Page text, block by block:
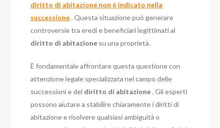
diritto di abitazione non è indicato nella
successione. Questa situazione può generare
controversie tra eredi e beneficiari legittimati al
diritto di abitazione su una proprietà.
È fondamentale affrontare questa questione con
attenzione legale specializzata nel campo delle
successioni e del diritto di abitazione. Gli esperti
possono aiutare a stabilire chiaramente i diritti di
abitazione e risolvere qualsiasi ambiguità o